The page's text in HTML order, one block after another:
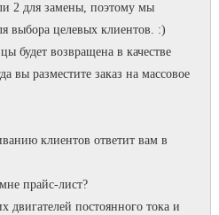
2 для замены, поэтому мы
выбора целевых клиентов. :)
будет возвращена в качестве
вы разместите заказ на массовое
клиентов ответит вам в
прайс-лист?
постоянного тока и